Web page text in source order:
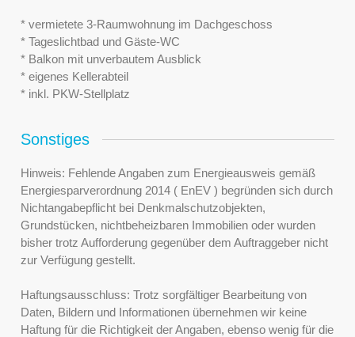
* vermietete 3-Raumwohnung im Dachgeschoss
* Tageslichtbad und Gäste-WC
* Balkon mit unverbautem Ausblick
* eigenes Kellerabteil
* inkl. PKW-Stellplatz
Sonstiges
Hinweis: Fehlende Angaben zum Energieausweis gemäß
Energiesparverordnung 2014 ( EnEV ) begründen sich durch
Nichtangabepflicht bei Denkmalschutzobjekten,
Grundstücken, nichtbeheizbaren Immobilien oder wurden
bisher trotz Aufforderung gegenüber dem Auftraggeber nicht
zur Verfügung gestellt.
Haftungsausschluss: Trotz sorgfältiger Bearbeitung von
Daten, Bildern und Informationen übernehmen wir keine
Haftung für die Richtigkeit der Angaben, ebenso wenig für die